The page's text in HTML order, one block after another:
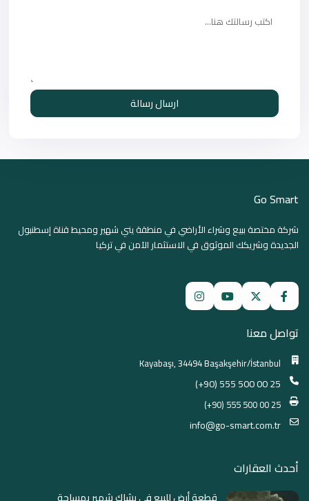
ارسال رسالة
Go Smart
شركة مختصة ببيع وشراء الأراضي في منطقة يني شهير ومحيط قناة إسطنبول
الجديدة وشريكك الموثوق في الاستثمار الآمن في تركيا
تواصل معنا
Kayabaşı, 34494 Başakşehir/İstanbul
(+90) 555 500 00 25
(+90) 555 500 00 25
info@go-smart.com.tr
أحدث العقارات